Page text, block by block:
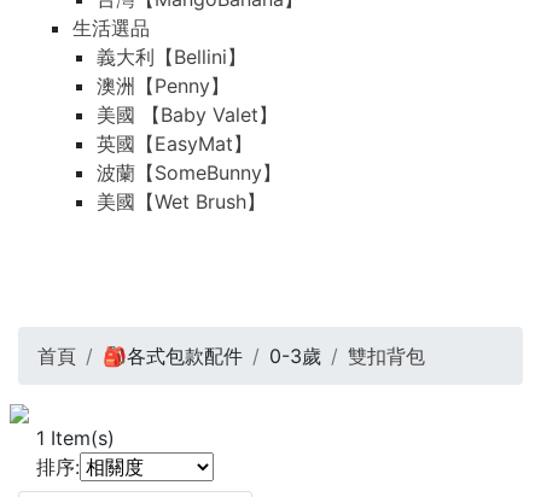
生活選品
義大利【Bellini】
澳洲【Penny】
美國 【Baby Valet】
英國【EasyMat】
波蘭【SomeBunny】
美國【Wet Brush】
首頁 🎒各式包款配件 0-3歲 雙扣背包
1 Item(s)
排序: